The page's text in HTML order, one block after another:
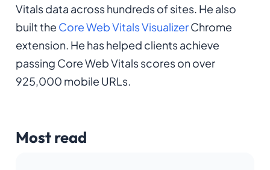
Vitals data across hundreds of sites. He also
built the Core Web Vitals VisualizerChrome
extension. He has helped clients achieve
passing Core Web Vitals scores on over
925,000 mobile URLs.
Most read